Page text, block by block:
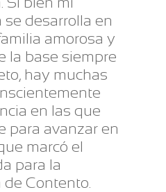
desarrolla en
amorosa y
la base siempre
hay muchas
en las que
para avanzar en
marcó el
para la
Contento.